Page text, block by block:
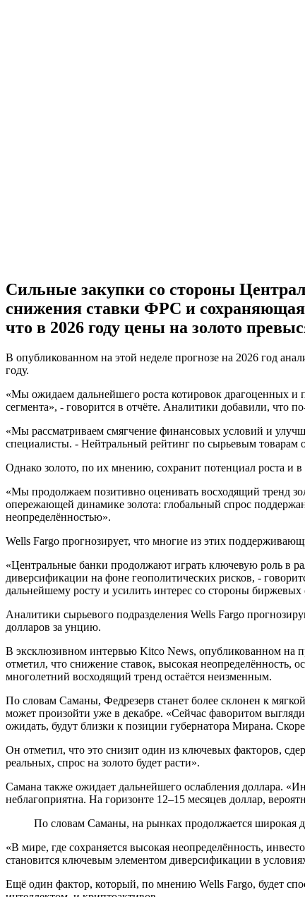
Сильные закупки со стороны
снижения ставки ФРС и
что в 2026 году цены на золото
В опубликованном на этой неделе прогнозе на 2026 год
году.
«Мы ожидаем дальнейшего роста котировок драгоценных и
сегмента», - говорится в отчёте. Аналитики добавили, что
«Мы рассматриваем смягчение финансовых условий и
специалисты. - Нейтральный рейтинг по сырьевым товарам
Однако золото, по их мнению, сохранит потенциал роста
«Мы продолжаем позитивно оценивать восходящий тренд
опережающей динамике золота: глобальный спрос
неопределённостью».
Wells Fargo прогнозирует, что многие из этих
«Центральные банки продолжают играть ключевую роль в
диверсификации на фоне геополитических рисков, -
дальнейшему росту и усилить интерес со стороны биржевых
Аналитики сырьевого подразделения Wells Fargo
долларов за унцию.
В эксклюзивном интервью Kitco News, опубликованном на
отметил, что снижение ставок, высокая неопределённость,
многолетний восходящий тренд остаётся неизменным.
По словам Саманы, Федрезерв станет более склонен к
может произойти уже в декабре. «Сейчас фаворитом
ожидать, будут близки к позиции губернатора Мирана.
Он отметил, что это снизит один из ключевых факторов,
реальных, спрос на золото будет расти».
Самана также ожидает дальнейшего ослабления доллара.
неблагоприятна. На горизонте 12–15 месяцев доллар,
По словам Саманы, на рынках продолжается широкая
«В мире, где сохраняется высокая неопределённость,
становится ключевым элементом диверсификации в
Ещё один фактор, который, по мнению Wells Fargo, будет